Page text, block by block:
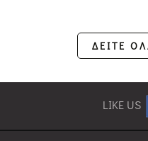
ΔΕΙΤΕ
LIKE US